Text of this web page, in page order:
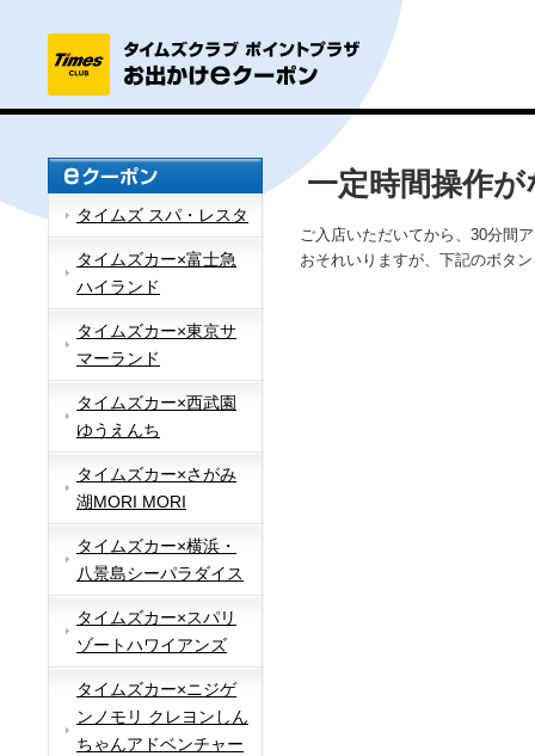
タイムズ スパ・レスタ
タイムズカー×富士急
ハイランド
タイムズカー×東京サ
マーランド
タイムズカー×西武園
ゆうえんち
タイムズカー×さがみ
湖MORI MORI
タイムズカー×横浜・
八景島シーパラダイス
タイムズカー×スパリ
ゾートハワイアンズ
タイムズカー×ニジゲ
ンノモリ クレヨンしん
ちゃんアドベンチャー
一定時間操作
ご入店いただいてから、30分間
おそれいりますが、下記のボタ